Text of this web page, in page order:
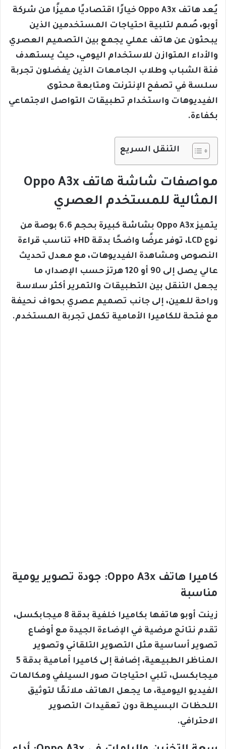
يُعد هاتف Oppo A3x خيارًا اقتصاديًا مميزًا من شركة
أوبو، صُمم لتلبية احتياجات المستخدمين الذين
يبحثون عن هاتف عملي يجمع بين التصميم العصري
والأداء المتوازن للاستخدام اليومي، حيث يستهدف
فئة الشباب وطلاب الجامعات الذين يفضلون تجربة
سلسة في تصفح الإنترنت ومتابعة محتوى
الفيديوهات واستخدام تطبيقات التواصل الاجتماعي
بكفاءة.
التنقل السريع
مواصفات شاشة هاتف Oppo A3x
المثالية للمستخدم العصري
يتميز Oppo A3x بشاشة كبيرة بحجم 6.6 بوصة من
نوع LCD، توفر عرضًا واضحًا بدقة HD+ تناسب قراءة
النصوص ومشاهدة الفيديوهات، مع معدل تحديث
عالي يصل إلى 90 أو 120 هرتز حسب الإصدار، ما
يجعل التنقل بين التطبيقات والتمرير أكثر سلاسة
وراحة للعين، إلى جانب تصميم عصري بحواف نحيفة
مع فتحة للكاميرا الأمامية تكمل تجربة المستخدم.
كاميرا هاتف Oppo A3x: جودة تصوير يومية
مناسبة
زينت أوبو هاتفها بكاميرا خلفية بدقة 8 ميجابكسل،
تقدم نتائج مرضية في الإضاءة الجيدة مع أوضاع
تصوير أساسية مثل التصوير التلقائي وتصوير
المناظر الطبيعية، إضافة إلى كاميرا أمامية بدقة 5
ميجابكسل، تلبي احتياجات صور السيلفي ومكالمات
الفيديو اليومية، ما يجعل الهاتف ملائمًا لتوثيق
اللحظات البسيطة دون تعقيدات التصوير
الاحترافي.